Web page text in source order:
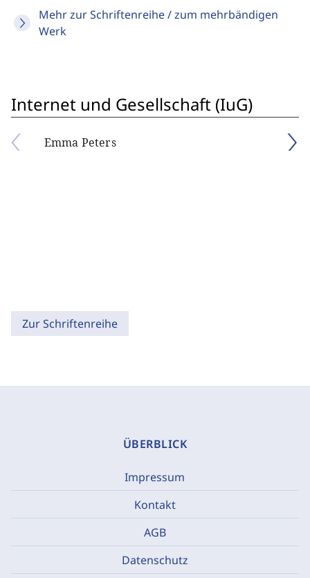
Mehr zur Schriftenreihe / zum mehrbändigen
Werk
Internet und Gesellschaft (IuG)
Emma Peters
Zur Schriftenreihe
ÜBERBLICK
Impressum
Kontakt
AGB
Datenschutz